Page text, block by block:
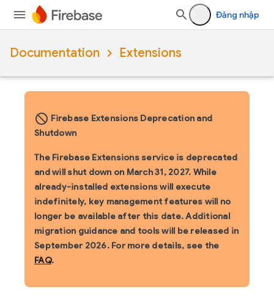
Đăng nhập
Documentation Extensions
block_flipped Firebase Extensions Deprecation and
Shutdown
The Firebase Extensions service is deprecated
and will shut down on March 31, 2027. While
already-installed extensions will execute
indefinitely, key management features will no
longer be available after this date. Additional
migration guidance and tools will be released in
September 2026. For more details, see the
FAQ.